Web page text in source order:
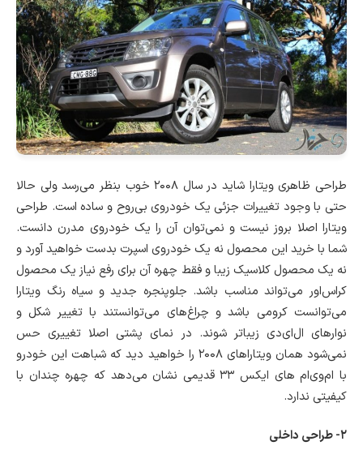
طراحی ظاهری ویتارا شاید در سال ۲۰۰۸ خوب بنظر می‌رسد ولی حالا
حتی با وجود تغییرات جزئی یک خودروی بی‌روح و ساده است. طراحی
ویتارا اصلا بروز نیست و نمی‌توان آن را یک خودروی مدرن دانست.
شما با خرید این محصول نه یک خودروی اسپرت بدست خواهید آورد و
نه یک محصول کلاسیک زیبا و فقط چهره آن برای رفع نیاز یک محصول
کراس‌اور می‌تواند مناسب باشد. جلوپنجره جدید و سیاه رنگ ویتارا
می‌توانست کرومی باشد و چراغ‌های می‌توانستند با تغییر شکل و
نوارهای ال‌ای‌دی زیباتر شوند. در نمای پشتی اصلا تغییری حس
نمی‌شود همان ویتاراهای ۲۰۰۸ را خواهید دید که شباهت این خودرو
با ام‌وی‌ام های ایکس ۳۳ قدیمی نشان می‌دهد که چهره چندان با
کیفیتی ندارد.
۲- طراحی داخلی